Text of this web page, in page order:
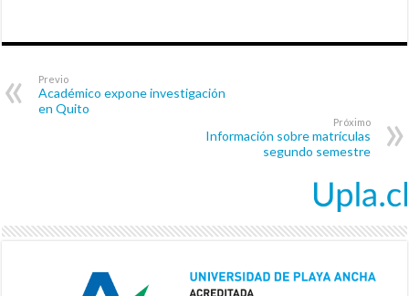
Previo
Académico expone investigación
en Quito
Próximo
Información sobre matrículas
segundo semestre